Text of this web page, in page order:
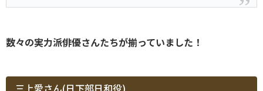
数々の実力派俳優さんたちが揃っていました！
三上愛さん(日下部日和役)